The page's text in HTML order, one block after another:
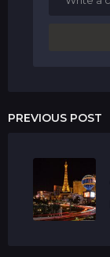
PREVIOUS POST